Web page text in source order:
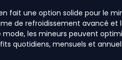
fait une option solide pour le
de refroidissement avancé
les mineurs peuvent
quotidiens, mensuels et